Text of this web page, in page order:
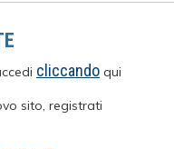
cliccando qui
sito, registrati